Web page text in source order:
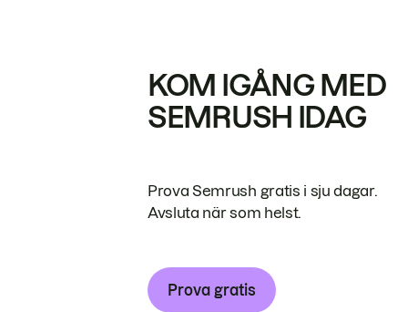
KOM IGÅNG MED
SEMRUSH IDAG
Prova Semrush gratis i sju dagar.
Avsluta när som helst.
Prova gratis